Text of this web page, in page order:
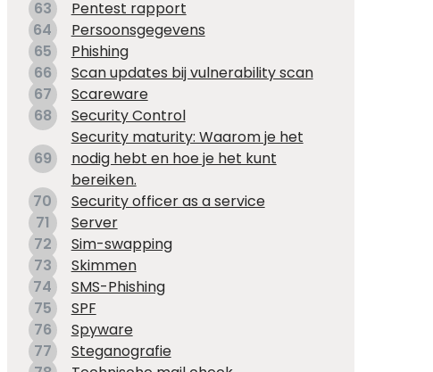
63
Pentest rapport
64
Persoonsgegevens
65
Phishing
66
Scan updates bij vulnerability scan
67
Scareware
68
Security Control
69
Security maturity: Waarom je het
nodig hebt en hoe je het kunt
bereiken.
70
Security officer as a service
71
Server
72
Sim-swapping
73
Skimmen
74
SMS-Phishing
75
SPF
76
Spyware
77
Steganografie